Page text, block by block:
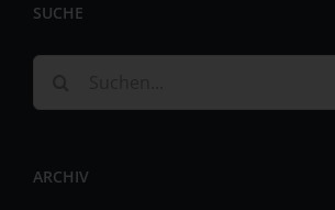
SUCHE
nach:
ARCHIV
identifizierbare natürliche Person, deren
Vorgangsreihe im Zusammenhang mit